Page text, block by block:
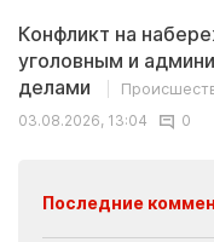
Конфликт на
уголовным и
делами
03.08.2026, 13:04
0
Последние